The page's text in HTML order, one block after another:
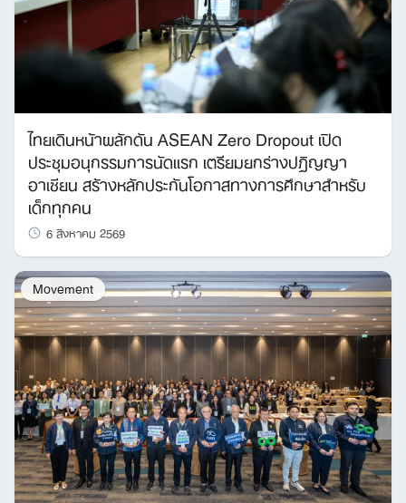
ไทยเดินหน้าผลักดัน ASEAN Zero Dropout เปิด
ประชุมอนุกรรมการนัดแรก เตรียมยกร่างปฏิญญา
อาเซียน สร้างหลักประกันโอกาสทางการศึกษาสำหรับ
เด็กทุกคน
6 สิงหาคม 2569
Movement